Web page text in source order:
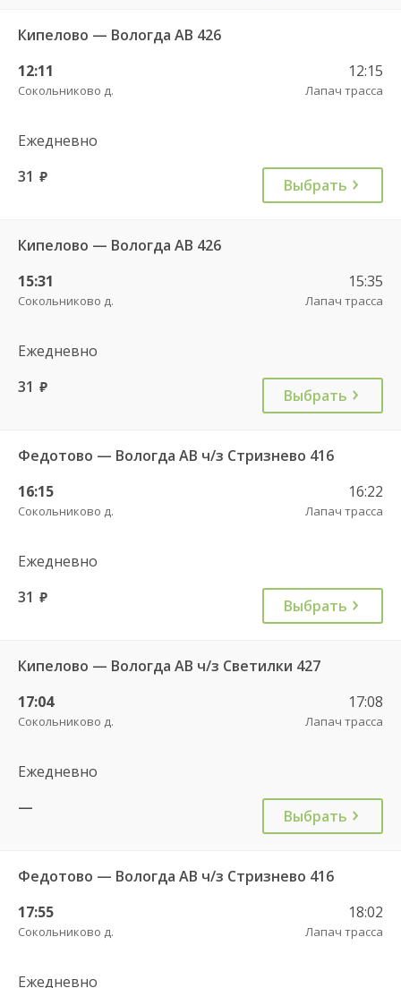
Кипелово — Вологда АВ 426
12:11
Сокольниково д.
12:15
Лапач трасса
Ежедневно
31 руб. Выбрать
Кипелово — Вологда АВ 426
15:31
Сокольниково д.
15:35
Лапач трасса
Ежедневно
31 руб. Выбрать
Федотово — Вологда АВ ч/з Стризнево 416
16:15
Сокольниково д.
16:22
Лапач трасса
Ежедневно
31 руб. Выбрать
Кипелово — Вологда АВ ч/з Светилки 427
17:04
Сокольниково д.
17:08
Лапач трасса
Ежедневно
—
Выбрать
Федотово — Вологда АВ ч/з Стризнево 416
17:55
Сокольниково д.
18:02
Лапач трасса
Ежедневно